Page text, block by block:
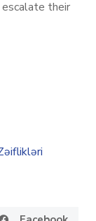
their